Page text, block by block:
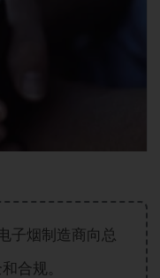
子烟制造商向总
合规。